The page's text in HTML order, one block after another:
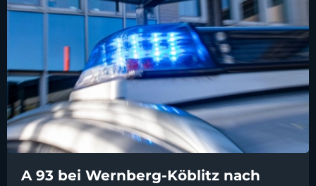
A 93 bei Wernberg-Köblitz nach